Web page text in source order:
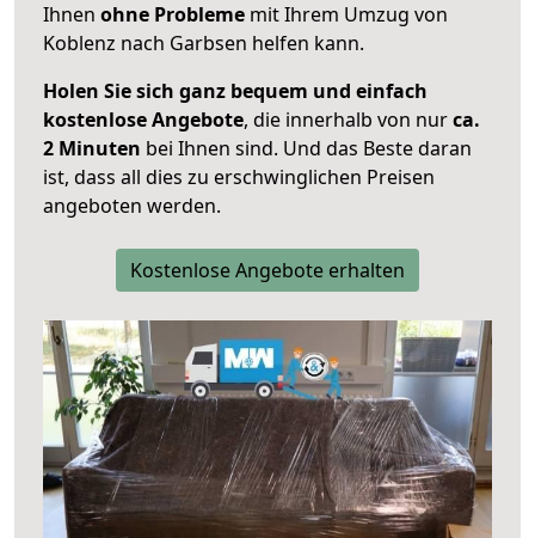
Ihnen ohne Probleme mit Ihrem Umzug von
Koblenz nach Garbsen helfen kann.
Holen Sie sich ganz bequem und einfach
kostenlose Angebote, die innerhalb von nurca.
2 Minuten bei Ihnen sind. Und das Beste daran
ist, dass all dies zu erschwinglichen Preisen
angeboten werden.
Kostenlose Angebote erhalten